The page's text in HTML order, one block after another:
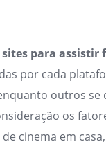
para assistir
por cada
outros se
os
cinema em